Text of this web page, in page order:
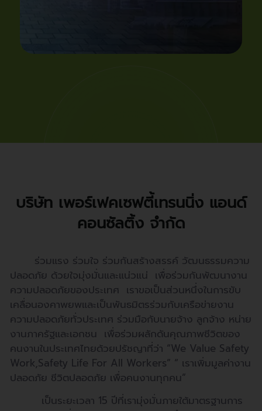
บริษัท เพอร์เฟคเซฟตี้เทรนนิ่ง แอนด์
คอนซัลติ้ง จำกัด
ร่วมแรง ร่วมใจ ร่วมกันสร้างสรรค์ วัฒนธรรมความ
ปลอดภัย ด้วยใจมุ่งมั่นและแน่วแน่ เพื่อร่วมกันพัฒนางาน
ความปลอดภัยของประเทศ เราขอเป็นส่วนหนึ่งในการขับ
เคลื่อนองคาพยพและเป็นพันธมิตรร่วมกับเครือข่ายงาน
ความปลอดภัยทั่วประเทศ ร่วมมือกับนายจ้าง ลูกจ้าง หน่าย
งานภาครัฐและเอกชน เพื่อร่วมผลักดันคุณภาพชีวิตของ
คนงานในประเทศไทยด้วยปรัชญาที่ว่า “We Value Safety
Work,Safety Life For All Workers” “ เราเพิ่มมูลค่างาน
ปลอดภัย ชีวิตปลอดภัย เพื่อคนงานทุกคน”
เป็นระยะเวลา 15 ปีที่เรามุ่งมั่นภายใต้มาตรฐานการ